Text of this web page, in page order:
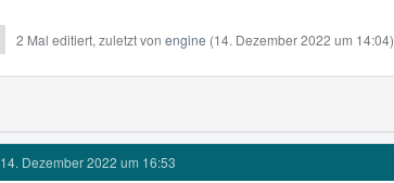
2 Mal editiert, zuletzt von engine (14. Dezember 2022 um 14:04)
14. Dezember 2022 um 16:53